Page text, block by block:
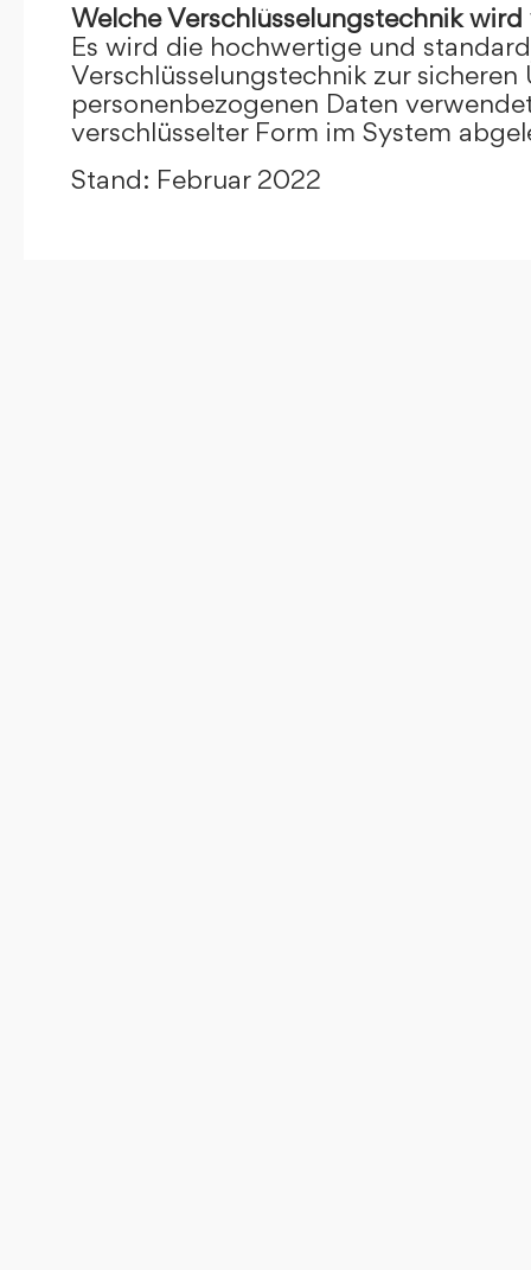
Welche Verschlüsselungstechnik
Es wird die hochwertige und
Verschlüsselungstechnik zur
personenbezogenen Daten
verschlüsselter Form im System
Stand: Februar 2022